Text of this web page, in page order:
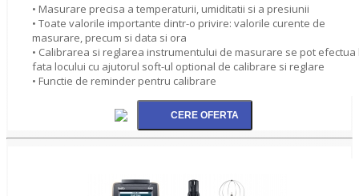
• Masurare precisa a temperaturii, umiditatii si a presiunii
• Toate valorile importante dintr-o privire: valorile curente de
masurare, precum si data si ora
• Calibrarea si reglarea instrumentului de masurare se pot efectua
fata locului cu ajutorul soft-ul optional de calibrare si reglare
• Functie de reminder pentru calibrare